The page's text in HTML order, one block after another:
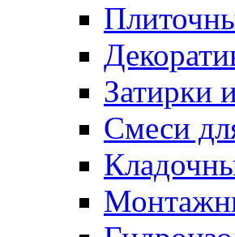
Затирки
Смеси